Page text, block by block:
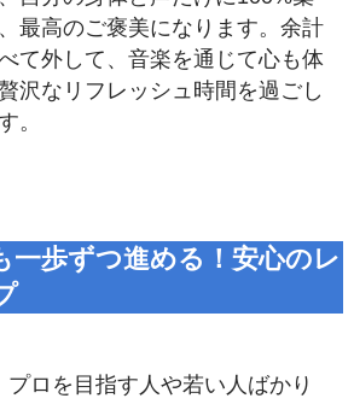
最高のご褒美になります。余計
て外して、音楽を通じて心も体
沢なリフレッシュ時間を過ごし
。
一歩ずつ進める！安心のレ
プロを目指す人や若い人ばかり